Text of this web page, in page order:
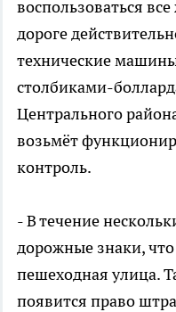
воспользоваться
дороге
технические
столбиками-
Центрального
возьмёт
контроль.
- В течение
дорожные знаки,
пешеходная улица.
появится право